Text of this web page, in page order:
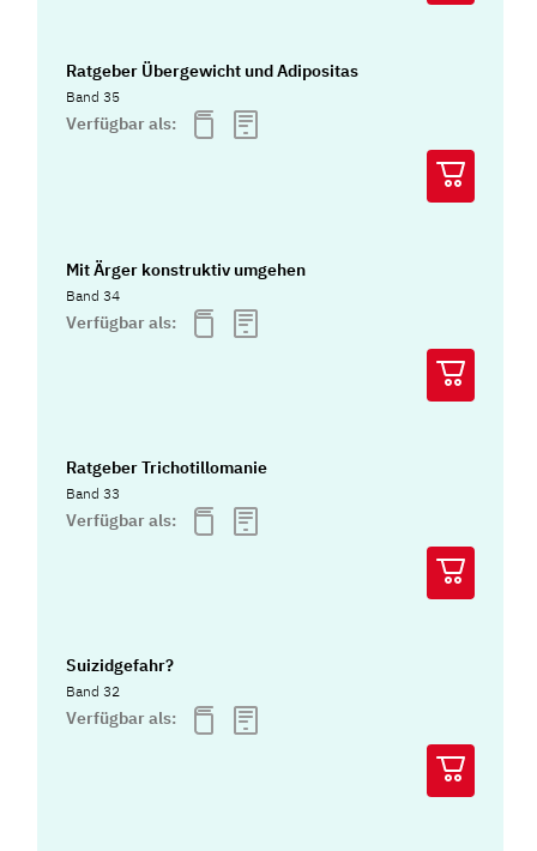
Ratgeber Übergewicht und Adipositas
Band 35
Verfügbar als:
Mit Ärger konstruktiv umgehen
Band 34
Verfügbar als:
Ratgeber Trichotillomanie
Band 33
Verfügbar als:
Suizidgefahr?
Band 32
Verfügbar als: